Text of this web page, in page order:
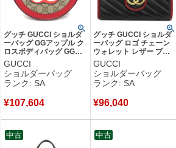
グッチ GUCCI ショルダ
ーバッグ GGアップル ク
ロスボディバッグ GGス
プリームキャンバス レッ
ド ゴールド金具 赤 ポシ
ェット 丸型 625216 【中
古】新品同様品
GUCCI
ショルダーバッグ
ランク: SA
¥107,604
グッチ GUCCI ショルダ
ーバッグ ロゴ チェーン
ウォレット レザー ブラ
ック×レッド ヴィンテー
ジ金具 GG 573807 【中
古】新品同様品
GUCCI
ショルダーバッグ
ランク: SA
¥96,040
中古 中古